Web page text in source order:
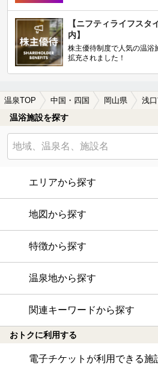
【ニフティライフスタ
内】
株主優待制度で人気の温浴
拡充されました！
温泉TOP 中国・四国 岡山県 浅
温浴施設を探す
エリアから探す
地図から探す
特徴から探す
温泉地から探す
関連キーワードから探す
おトクに利用する
電子チケットが利用できる施